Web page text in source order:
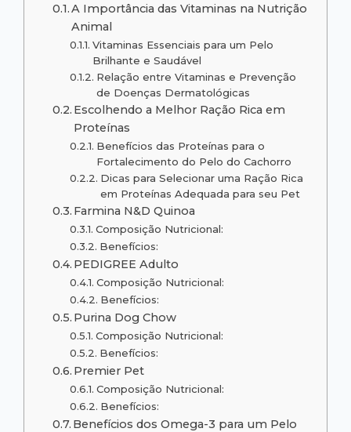
A Importância das Vitaminas na Nutrição
Animal
Vitaminas Essenciais para um Pelo
Brilhante e Saudável
Relação entre Vitaminas e Prevenção
de Doenças Dermatológicas
Escolhendo a Melhor Ração Rica em
Proteínas
Benefícios das Proteínas para o
Fortalecimento do Pelo do Cachorro
Dicas para Selecionar uma Ração Rica
em Proteínas Adequada para seu Pet
Farmina N&D Quinoa
Composição Nutricional:
Benefícios:
PEDIGREE Adulto
Composição Nutricional:
Benefícios:
Purina Dog Chow
Composição Nutricional:
Benefícios:
Premier Pet
Composição Nutricional:
Benefícios:
Benefícios dos Omega-3 para um Pelo